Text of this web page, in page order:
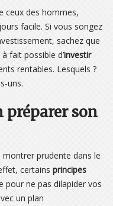
ceux des hommes,
facile. Si vous songez
sachez que
fait possible d’investir
rentables. Lesquels ?
uns.
préparer son
prudente dans le
certains principes
pour ne pas dilapider vos
un plan